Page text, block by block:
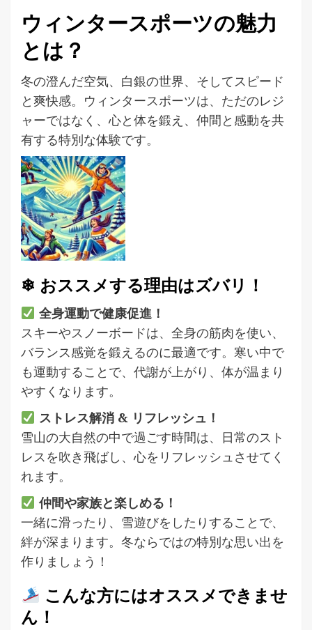
ウィンタースポーツの魅力
とは？
冬の澄んだ空気、白銀の世界、そしてスピード
と爽快感。ウィンタースポーツは、ただのレジ
ャーではなく、心と体を鍛え、仲間と感動を共
有する特別な体験です。
❄ おススメする理由はズバリ！
全身運動で健康促進！
スキーやスノーボードは、全身の筋肉を使い、
バランス感覚を鍛えるのに最適です。寒い中で
も運動することで、代謝が上がり、体が温まり
やすくなります。
ストレス解消 & リフレッシュ！
雪山の大自然の中で過ごす時間は、日常のスト
レスを吹き飛ばし、心をリフレッシュさせてく
れます。
仲間や家族と楽しめる！
一緒に滑ったり、雪遊びをしたりすることで、
絆が深まります。冬ならではの特別な思い出を
作りましょう！
こんな方にはオススメできませ
ん！